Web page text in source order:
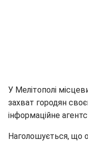
У Мелітополі
захват городян
інформаційне
Наголошується, що